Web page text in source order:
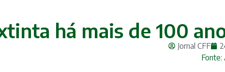
há mais de 100
Jornal CFF
Fonte: